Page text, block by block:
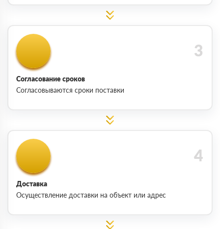
Согласование сроков
Согласовываются сроки поставки
Доставка
Осуществление доставки на объект или адрес